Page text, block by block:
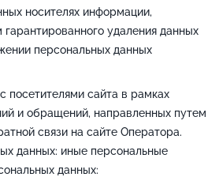
носителях информации,
удаления данных
персональных данных
посетителями сайта в рамках
и обращений, направленных путем
связи на сайте Оператора.
данных: иные персональные
данных: